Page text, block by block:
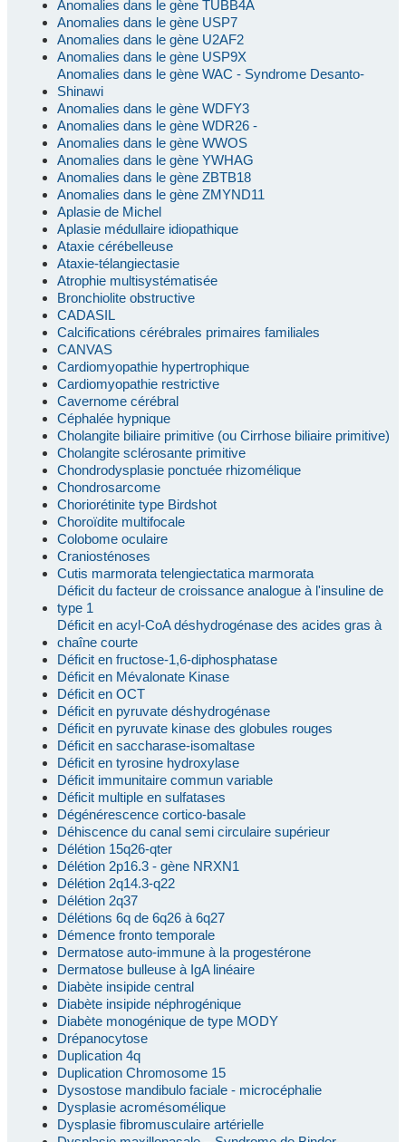
Anomalies dans le gène TUBB4A
Anomalies dans le gène USP7
Anomalies dans le gène U2AF2
Anomalies dans le gène USP9X
Anomalies dans le gène WAC - Syndrome Desanto-
Shinawi
Anomalies dans le gène WDFY3
Anomalies dans le gène WDR26 -
Anomalies dans le gène WWOS
Anomalies dans le gène YWHAG
Anomalies dans le gène ZBTB18
Anomalies dans le gène ZMYND11
Aplasie de Michel
Aplasie médullaire idiopathique
Ataxie cérébelleuse
Ataxie-télangiectasie
Atrophie multisystématisée
Bronchiolite obstructive
CADASIL
Calcifications cérébrales primaires familiales
CANVAS
Cardiomyopathie hypertrophique
Cardiomyopathie restrictive
Cavernome cérébral
Céphalée hypnique
Cholangite biliaire primitive (ou Cirrhose biliaire primitive)
Cholangite sclérosante primitive
Chondrodysplasie ponctuée rhizomélique
Chondrosarcome
Choriorétinite type Birdshot
Choroïdite multifocale
Colobome oculaire
Craniosténoses
Cutis marmorata telengiectatica marmorata
Déficit du facteur de croissance analogue à l'insuline de
type 1
Déficit en acyl-CoA déshydrogénase des acides gras à
chaîne courte
Déficit en fructose-1,6-diphosphatase
Déficit en Mévalonate Kinase
Déficit en OCT
Déficit en pyruvate déshydrogénase
Déficit en pyruvate kinase des globules rouges
Déficit en saccharase-isomaltase
Déficit en tyrosine hydroxylase
Déficit immunitaire commun variable
Déficit multiple en sulfatases
Dégénérescence cortico-basale
Déhiscence du canal semi circulaire supérieur
Délétion 15q26-qter
Délétion 2p16.3 - gène NRXN1
Délétion 2q14.3-q22
Délétion 2q37
Délétions 6q de 6q26 à 6q27
Démence fronto temporale
Dermatose auto-immune à la progestérone
Dermatose bulleuse à IgA linéaire
Diabète insipide central
Diabète insipide néphrogénique
Diabète monogénique de type MODY
Drépanocytose
Duplication 4q
Duplication Chromosome 15
Dysostose mandibulo faciale - microcéphalie
Dysplasie acromésomélique
Dysplasie fibromusculaire artérielle